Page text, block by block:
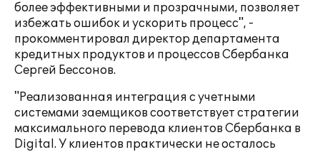
более эффективными и прозрачными, позволяет
избежать ошибок и ускорить процесс", -
прокомментировал директор департамента
кредитных продуктов и процессов Сбербанка
Сергей Бессонов.
"Реализованная интеграция с учетными
системами заемщиков соответствует стратегии
максимального перевода клиентов Сбербанка в
Digital. У клиентов практически не осталось